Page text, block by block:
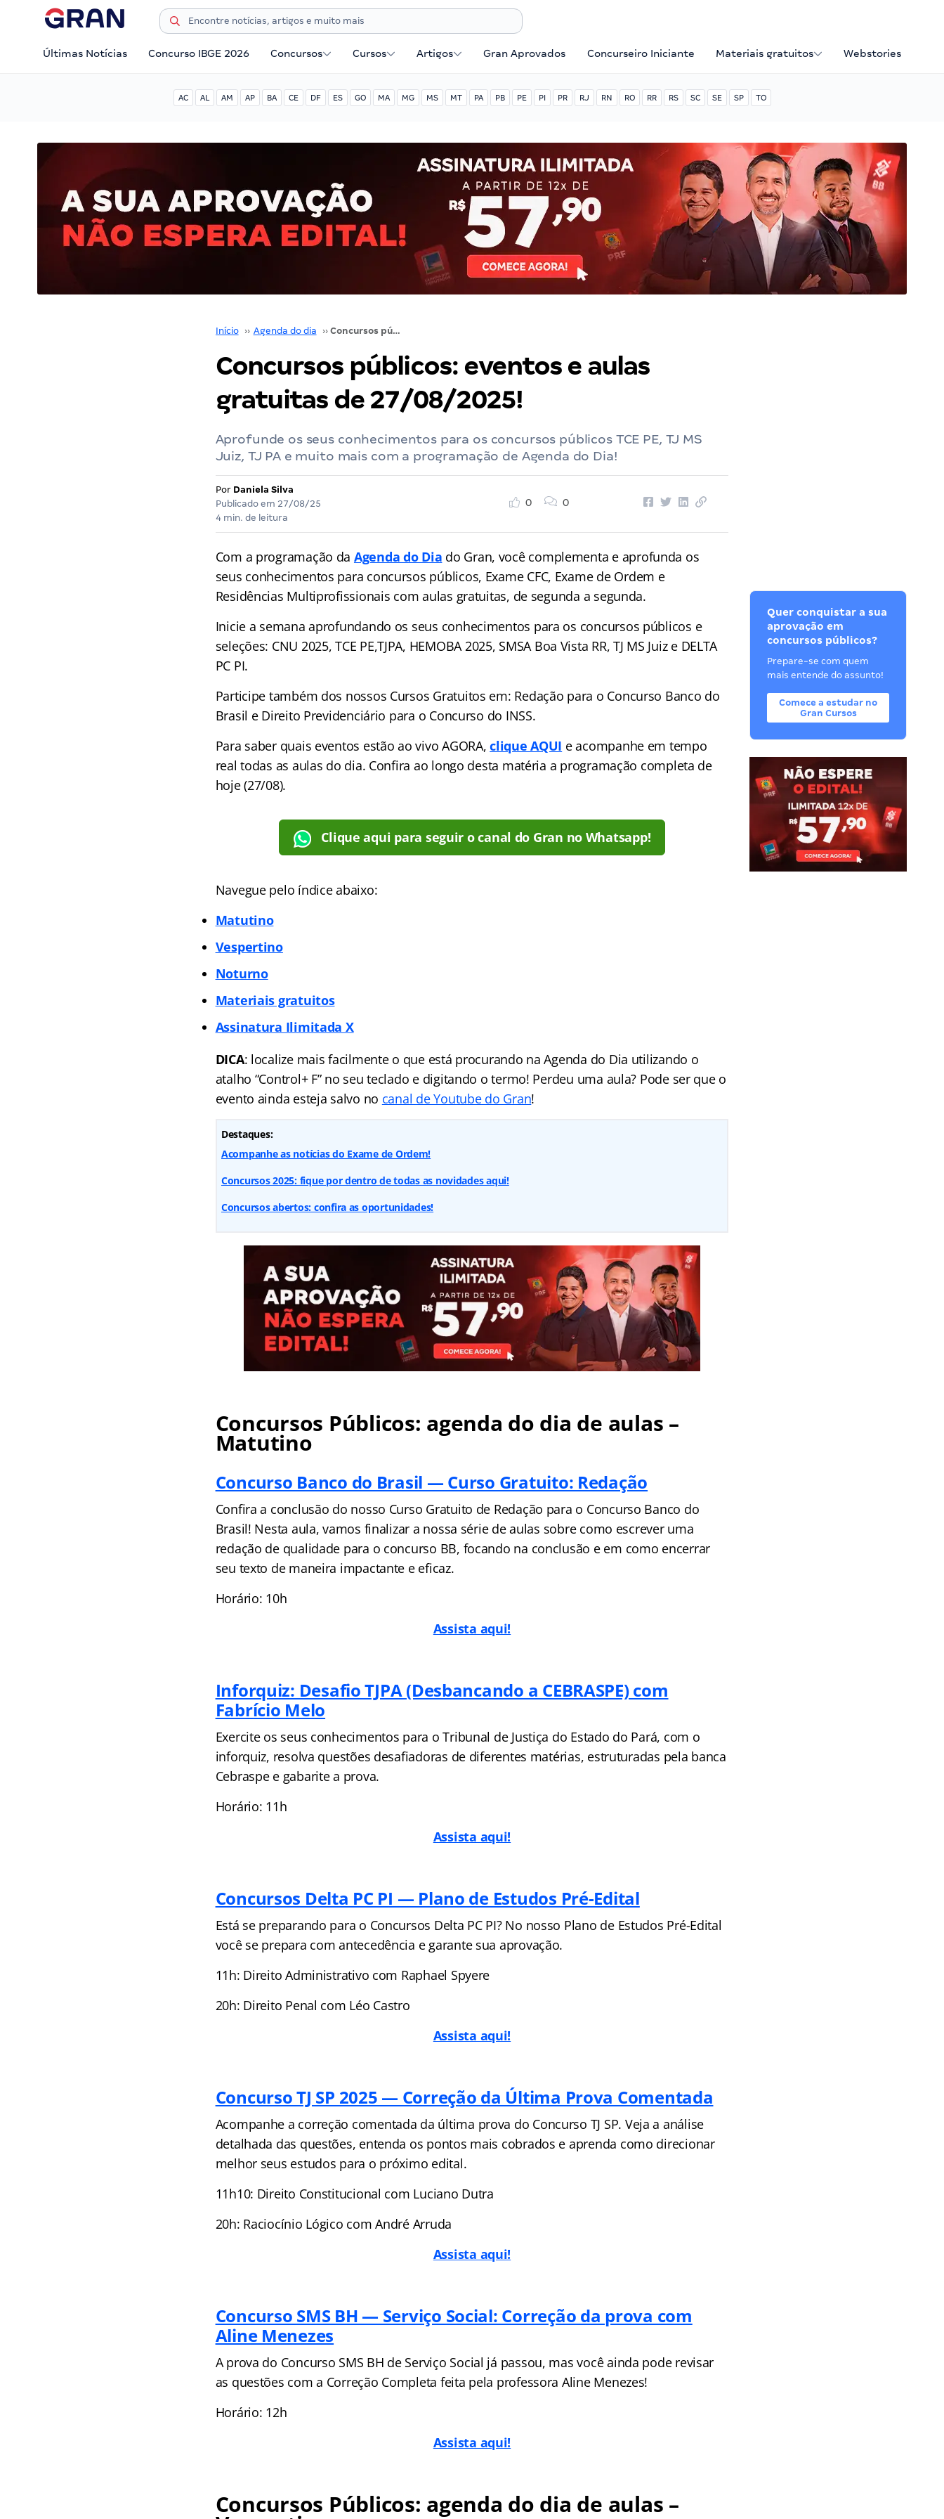
Últimas Notícias Concurso IBGE 2026 Concursos Cursos Artigos Gran Aprovados Concurseiro Iniciante Materiais gratuitos Webstories
AC AL AM AP BA CE DF ES GO MA MG MS MT PA PB PE PI PR RJ RN RO RR RS SC SE SP TO
Início ›› Agenda do dia ›› Concursos públicos: eventos e aulas gratuitas de 27/08/2025!
Concursos públicos: eventos e aulas
gratuitas de 27/08/2025!
Aprofunde os seus conhecimentos para os concursos públicos TCE PE, TJ MS
Juiz, TJ PA e muito mais com a programação de Agenda do Dia!
Por Daniela Silva
Publicado em 27/08/25
4 min. de leitura
0 0
Com a programação da Agenda do Dia do Gran, você complementa e aprofunda os
seus conhecimentos para concursos públicos, Exame CFC, Exame de Ordem e
Residências Multiprofissionais com aulas gratuitas, de segunda a segunda.
Inicie a semana aprofundando os seus conhecimentos para os concursos públicos e
seleções: CNU 2025, TCE PE,TJPA, HEMOBA 2025, SMSA Boa Vista RR, TJ MS Juiz e DELTA
PC PI.
Participe também dos nossos Cursos Gratuitos em: Redação para o Concurso Banco do
Brasil e Direito Previdenciário para o Concurso do INSS.
Para saber quais eventos estão ao vivo AGORA,clique AQUI e acompanhe em tempo
real todas as aulas do dia. Confira ao longo desta matéria a programação completa de
hoje (27/08).
Clique aqui para seguir o canal do Gran no Whatsapp!
Navegue pelo índice abaixo:
Matutino
Vespertino
Noturno
Materiais gratuitos
Assinatura Ilimitada X
DICA: localize mais facilmente o que está procurando na Agenda do Dia utilizando o
atalho “Control+ F” no seu teclado e digitando o termo! Perdeu uma aula? Pode ser que o
evento ainda esteja salvo no canal de Youtube do Gran!
Destaques:
Acompanhe as notícias do Exame de Ordem!
Concursos 2025: fique por dentro de todas as novidades aqui!
Concursos abertos: confira as oportunidades!
Concursos Públicos: agenda do dia de aulas –
Matutino
Concurso Banco do Brasil — Curso Gratuito: Redação
Confira a conclusão do nosso Curso Gratuito de Redação para o Concurso Banco do
Brasil! Nesta aula, vamos finalizar a nossa série de aulas sobre como escrever uma
redação de qualidade para o concurso BB, focando na conclusão e em como encerrar
seu texto de maneira impactante e eficaz.
Horário: 10h
Assista aqui!
Inforquiz: Desafio TJPA (Desbancando a CEBRASPE) com
Fabrício Melo
Exercite os seus conhecimentos para o Tribunal de Justiça do Estado do Pará, com o
inforquiz, resolva questões desafiadoras de diferentes matérias, estruturadas pela banca
Cebraspe e gabarite a prova.
Horário: 11h
Assista aqui!
Concursos Delta PC PI — Plano de Estudos Pré-Edital
Está se preparando para o Concursos Delta PC PI? No nosso Plano de Estudos Pré-Edital
você se prepara com antecedência e garante sua aprovação.
11h: Direito Administrativo com Raphael Spyere
20h: Direito Penal com Léo Castro
Assista aqui!
Concurso TJ SP 2025 — Correção da Última Prova Comentada
Acompanhe a correção comentada da última prova do Concurso TJ SP. Veja a análise
detalhada das questões, entenda os pontos mais cobrados e aprenda como direcionar
melhor seus estudos para o próximo edital.
11h10: Direito Constitucional com Luciano Dutra
20h: Raciocínio Lógico com André Arruda
Assista aqui!
Concurso SMS BH — Serviço Social: Correção da prova com
Aline Menezes
A prova do Concurso SMS BH de Serviço Social já passou, mas você ainda pode revisar
as questões com a Correção Completa feita pela professora Aline Menezes!
Horário: 12h
Assista aqui!
Concursos Públicos: agenda do dia de aulas –
Quer conquistar a sua
aprovação em
concursos públicos?
Prepare-se com quem
mais entende do assunto!
Comece a estudar no
Gran Cursos